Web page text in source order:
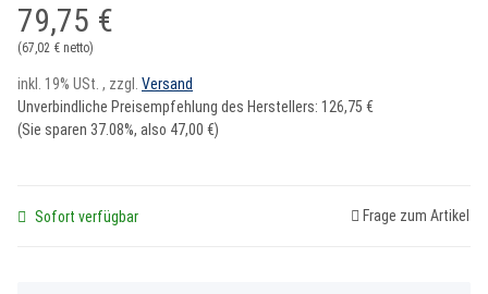
79,75 €
(67,02 € netto)
inkl. 19% USt. , zzgl. Versand
Unverbindliche Preisempfehlung des Herstellers: 126,75 €
(Sie sparen 37.08%, also 47,00 €)
Sofort verfügbar Frage zum Artikel